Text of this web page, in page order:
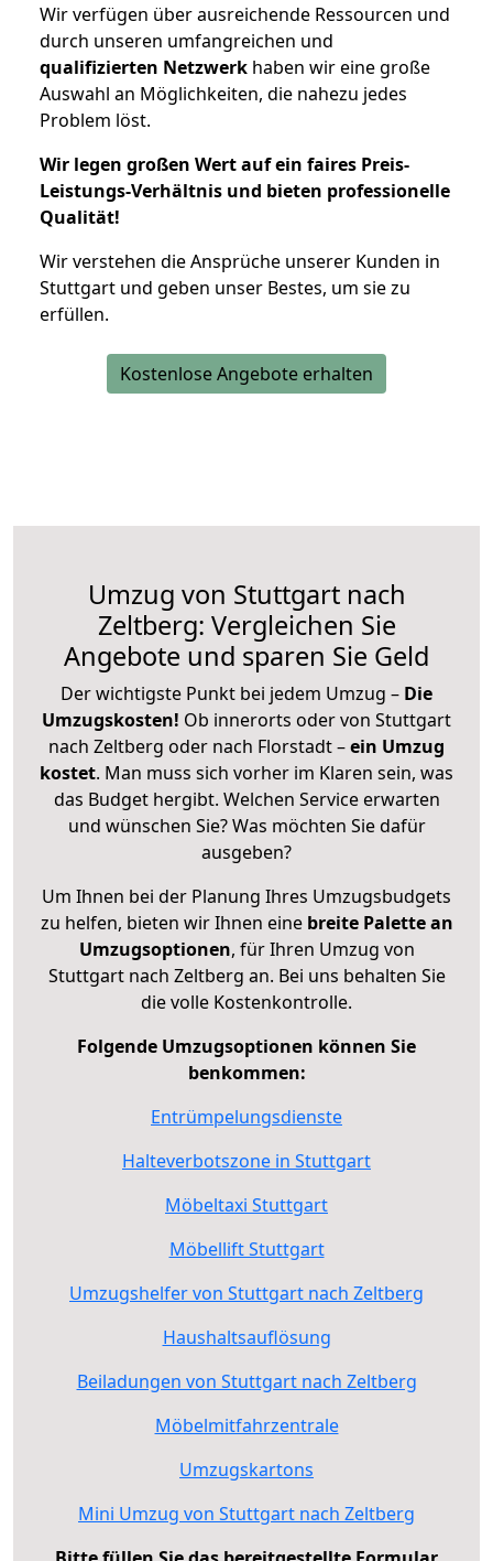
Wir verfügen über ausreichende Ressourcen und
durch unseren umfangreichen und
qualifizierten Netzwerk haben wir eine große
Auswahl an Möglichkeiten, die nahezu jedes
Problem löst.
Wir legen großen Wert auf ein faires Preis-
Leistungs-Verhältnis und bieten professionelle
Qualität!
Wir verstehen die Ansprüche unserer Kunden in
Stuttgart und geben unser Bestes, um sie zu
erfüllen.
Kostenlose Angebote erhalten
Umzug von Stuttgart nach
Zeltberg: Vergleichen Sie
Angebote und sparen Sie Geld
Der wichtigste Punkt bei jedem Umzug – Die
Umzugskosten! Ob innerorts oder von Stuttgart
nach Zeltberg oder nach Florstadt –ein Umzug
kostet. Man muss sich vorher im Klaren sein, was
das Budget hergibt. Welchen Service erwarten
und wünschen Sie? Was möchten Sie dafür
ausgeben?
Um Ihnen bei der Planung Ihres Umzugsbudgets
zu helfen, bieten wir Ihnen eine breite Palette an
Umzugsoptionen, für Ihren Umzug von
Stuttgart nach Zeltberg an. Bei uns behalten Sie
die volle Kostenkontrolle.
Folgende Umzugsoptionen können Sie
benkommen:
Entrümpelungsdienste
Halteverbotszone in Stuttgart
Möbeltaxi Stuttgart
Möbellift Stuttgart
Umzugshelfer von Stuttgart nach Zeltberg
Haushaltsauflösung
Beiladungen von Stuttgart nach Zeltberg
Möbelmitfahrzentrale
Umzugskartons
Mini Umzug von Stuttgart nach Zeltberg